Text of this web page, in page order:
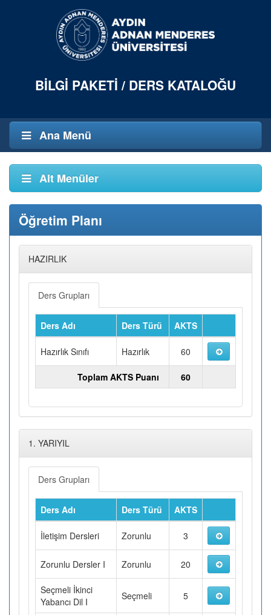
BILGI PAKETI / DERS KATALOĞU
Ana Menü
Alt Menüler
Öğretim Planı
HAZIRLIK
Ders Grupları
Ders Adı Ders Türü AKTS
Hazırlık Sınıfı Hazırlık 60
Toplam AKTS Puanı 60
1. YARIYIL
Ders Grupları
Ders Adı Ders Türü AKTS
İletişim Dersleri Zorunlu 3
Zorunlu Dersler I Zorunlu 20
Seçmeli İkinci
Yabancı Dil I
Seçmeli 5